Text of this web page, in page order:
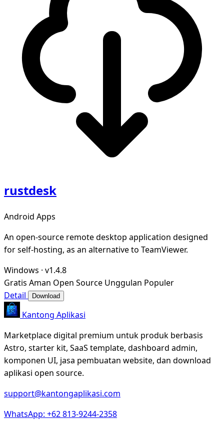
rustdesk
Android Apps
An open-source remote desktop application designed
for self-hosting, as an alternative to TeamViewer.
Windows · v1.4.8
Gratis Aman Open Source Unggulan Populer
Detail
Download
Kantong Aplikasi
Marketplace digital premium untuk produk berbasis
Astro, starter kit, SaaS template, dashboard admin,
komponen UI, jasa pembuatan website, dan download
aplikasi open source.
support@kantongaplikasi.com
WhatsApp: +62 813-9244-2358